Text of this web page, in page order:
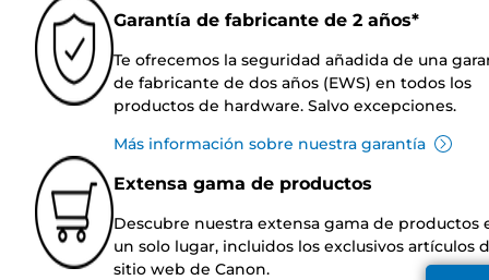
Garantía de fabricante de 2 años*
Te ofrecemos la seguridad añadida de una
de fabricante de dos años (EWS) en todos los
productos de hardware. Salvo excepciones.
Más información sobre nuestra garantía
Extensa gama de productos
Descubre nuestra extensa gama de productos
un solo lugar, incluidos los exclusivos artículos
sitio web de Canon.